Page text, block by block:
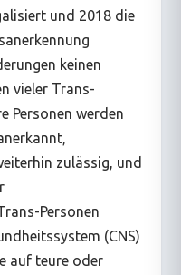
und 2018 die
keinen
vieler Trans-
Personen werden
zulässig, und
Personen
(CNS)
auf teure oder